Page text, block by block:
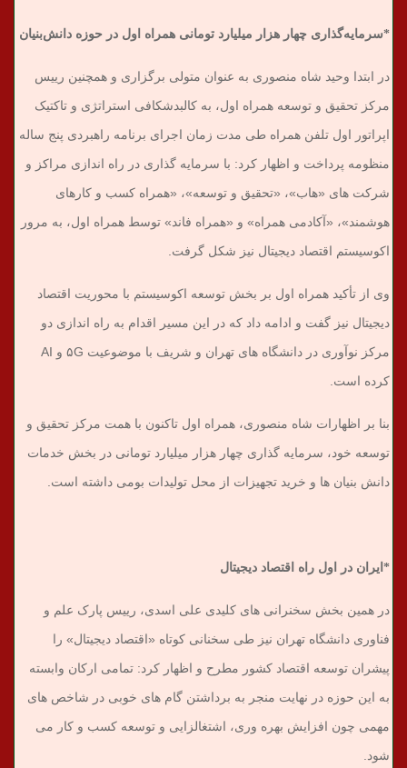
*سرمایه‌گذاری چهار هزار میلیارد تومانی همراه اول در حوزه دانش‌بنیان
در ابتدا وحید شاه منصوری به عنوان متولی برگزاری و همچنین رییس
مرکز تحقیق و توسعه همراه اول، به کالبدشکافی استراتژی و تاکتیک
اپراتور اول تلفن همراه طی مدت زمان اجرای برنامه راهبردی پنج ساله
منظومه پرداخت و اظهار کرد: با سرمایه گذاری در راه اندازی مراکز و
شرکت های «هاب»، «تحقیق و توسعه»، «همراه کسب و کارهای
هوشمند»، «آکادمی همراه» و «همراه فاند» توسط همراه اول، به مرور
اکوسیستم اقتصاد دیجیتال نیز شکل گرفت.
وی از تأکید همراه اول بر بخش توسعه اکوسیستم با محوریت اقتصاد
دیجیتال نیز گفت و ادامه داد که در این مسیر اقدام به راه اندازی دو
مرکز نوآوری در دانشگاه های تهران و شریف با موضوعیت ۵G و AI
کرده است.
بنا بر اظهارات شاه منصوری، همراه اول تاکنون با همت مرکز تحقیق و
توسعه خود، سرمایه گذاری چهار هزار میلیارد تومانی در بخش خدمات
دانش بنیان ها و خرید تجهیزات از محل تولیدات بومی داشته است.
*ایران در اول راه اقتصاد دیجیتال
در همین بخش سخنرانی های کلیدی علی اسدی، رییس پارک علم و
فناوری دانشگاه تهران نیز طی سخنانی کوتاه «اقتصاد دیجیتال» را
پیشران توسعه اقتصاد کشور مطرح و اظهار کرد: تمامی ارکان وابسته
به این حوزه در نهایت منجر به برداشتن گام های خوبی در شاخص های
مهمی چون افزایش بهره وری، اشتغالزایی و توسعه کسب و کار می
شود.